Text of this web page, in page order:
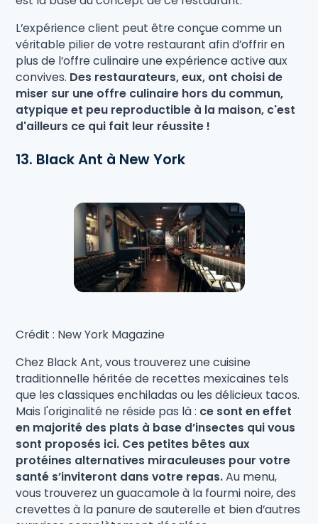
L’expérience client peut être conçue comme un
véritable pilier de votre restaurant afin d’offrir en
plus de l’offre culinaire une expérience active aux
convives. Des restaurateurs, eux, ont choisi de
miser sur une offre culinaire hors du commun,
atypique et peu reproductible à la maison, c'est
d'ailleurs ce qui fait leur réussite !
13. Black Ant à New York
Crédit : New York Magazine
Chez Black Ant, vous trouverez une cuisine
traditionnelle héritée de recettes mexicaines tels
que les classiques enchiladas ou les délicieux tacos.
Mais l'originalité ne réside pas là : ce sont en effet
en majorité des plats à base d’insectes qui vous
sont proposés ici. Ces petites bêtes aux
protéines alternatives miraculeuses pour votre
santé s’inviteront dans votre repas.Au menu,
vous trouverez un guacamole à la fourmi noire, des
crevettes à la panure de sauterelle et bien d’autres